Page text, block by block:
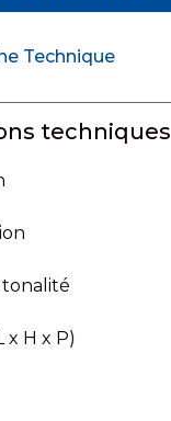
Technique
techniques
x H x P)